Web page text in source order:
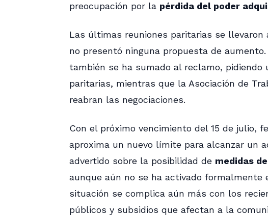
preocupación por la pérdida del poder
Las últimas reuniones paritarias se llevaron
no presentó ninguna propuesta de
también se ha sumado al reclamo, pidiendo
paritarias, mientras que la Asociación de
reabran las negociaciones.
Con el próximo vencimiento del 15 de julio,
aproxima un nuevo límite para alcanzar un
advertido sobre la posibilidad de medidas
aunque aún no se ha activado formalmente
situación se complica aún más con los
públicos y subsidios que afectan a la